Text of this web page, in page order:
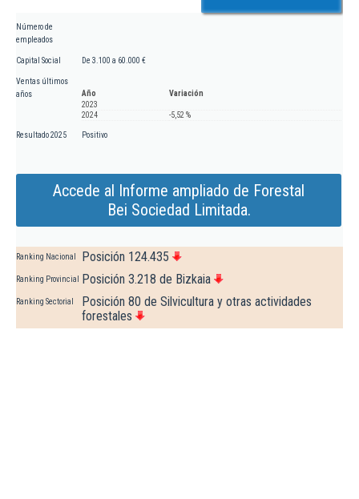
Número de
empleados
Capital Social De 3.100 a 60.000 €
Ventas últimos
años
Año
Variación
2023
2024
-5,52 %
Resultado 2025 Positivo
Accede al Informe ampliado de Forestal
Bei Sociedad Limitada.
Ranking Nacional Posición 124.435
Ranking Provincial Posición 3.218 de Bizkaia
Ranking Sectorial
Posición 80 de Silvicultura y otras actividades
forestales